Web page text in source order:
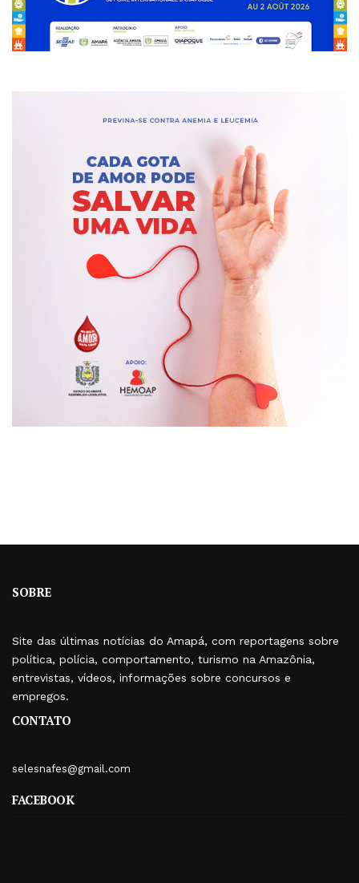
SOBRE
Site das últimas notícias do Amapá, com reportagens sobre
política, polícia, comportamento, turismo na Amazônia,
entrevistas, vídeos, informações sobre concursos e
empregos.
CONTATO
selesnafes@gmail.com
FACEBOOK